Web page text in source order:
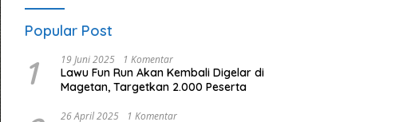
Popular Post
1 19 Juni 2025 1 Komentar
Lawu Fun Run Akan Kembali Digelar di
Magetan, Targetkan 2.000 Peserta
26 April 2025 1 Komentar